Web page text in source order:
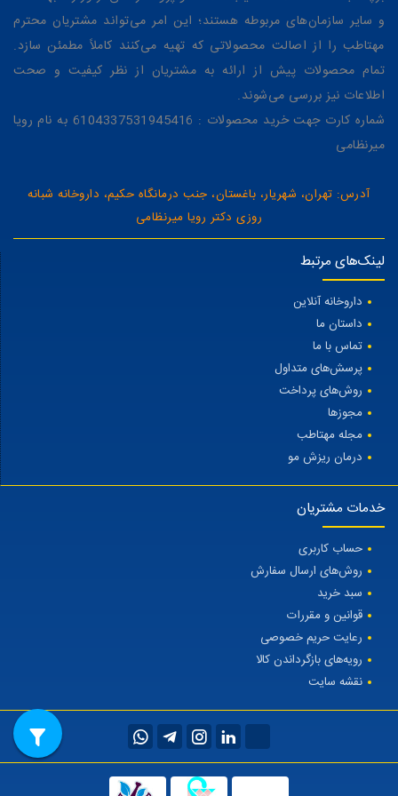
و سایر سازمان‌های مربوطه هستند؛ این امر می‌تواند مشتریان محترم
مهتاطب را از اصالت محصولاتی که تهیه می‌کنند کاملاً مطمئن سازد.
تمام محصولات پیش از ارائه به مشتریان از نظر کیفیت و صحت
اطلاعات نیز بررسی می‌شوند.
شماره کارت جهت خرید محصولات : 6104337531945416 به نام رویا
میرنظامی
آدرس: تهران، شهریار، باغستان، جنب درمانگاه حکیم، داروخانه شبانه
روزی دکتر رویا میرنظامی
لینک‌های مرتبط
داروخانه آنلاین
داستان ما
تماس با ما
پرسش‌های متداول
روش‌های پرداخت
مجوزها
مجله مهتاطب
درمان ریزش مو
خدمات مشتریان
حساب کاربری
روش‌های ارسال سفارش
سبد خرید
قوانین و مقررات
رعایت حریم خصوصی
رویه‌های بازگرداندن کالا
نقشه سایت